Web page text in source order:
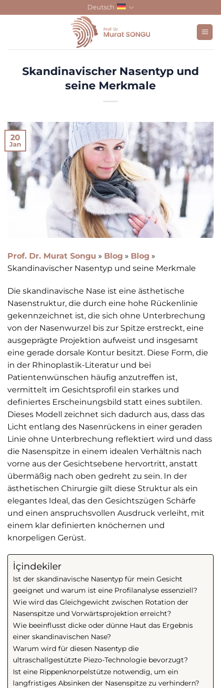
Deutsch
Skandinavischer Nasentyp und
seine Merkmale
20
Jan
Prof. Dr. Murat Songu » Blog » Blog »
Skandinavischer Nasentyp und seine Merkmale
Die skandinavische Nase ist eine ästhetische
Nasenstruktur, die durch eine hohe Rückenlinie
gekennzeichnet ist, die sich ohne Unterbrechung
von der Nasenwurzel bis zur Spitze erstreckt, eine
ausgeprägte Projektion aufweist und insgesamt
eine gerade dorsale Kontur besitzt. Diese Form, die
in der Rhinoplastik-Literatur und bei
Patientenwünschen häufig anzutreffen ist,
vermittelt im Gesichtsprofil ein starkes und
definiertes Erscheinungsbild statt eines subtilen.
Dieses Modell zeichnet sich dadurch aus, dass das
Licht entlang des Nasenrückens in einer geraden
Linie ohne Unterbrechung reflektiert wird und dass
die Nasenspitze in einem idealen Verhältnis nach
vorne aus der Gesichtsebene hervortritt, anstatt
übermäßig nach oben gedreht zu sein. In der
ästhetischen Chirurgie gilt diese Struktur als ein
elegantes Ideal, das den Gesichtszügen Schärfe
und einen anspruchsvollen Ausdruck verleiht, mit
einem klar definierten knöchernen und
knorpeligen Gerüst.
İçindekiler
Ist der skandinavische Nasentyp für mein Gesicht
geeignet und warum ist eine Profilanalyse essenziell?
Wie wird das Gleichgewicht zwischen Rotation der
Nasenspitze und Vorwärtsprojektion erreicht?
Wie beeinflusst dicke oder dünne Haut das Ergebnis
einer skandinavischen Nase?
Warum wird für diesen Nasentyp die
ultraschallgestützte Piezo-Technologie bevorzugt?
Ist eine Rippenknorpelstütze notwendig, um ein
langfristiges Absinken der Nasenspitze zu verhindern?